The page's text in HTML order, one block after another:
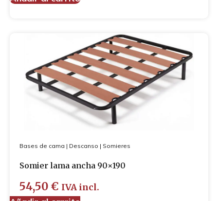
Bases de cama | Descanso | Somieres
Somier lama ancha 90×190
54,50 € IVA incl.